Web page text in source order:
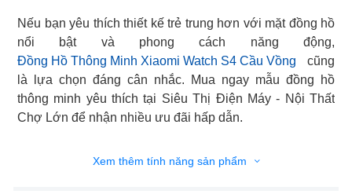
Nếu bạn yêu thích thiết kế trẻ trung hơn với mặt đồng hồ
Đồng Hồ Thông Minh Xiaomi Watch S4 Cầu Vồng cũng
là lựa chọn đáng cân nhắc. Mua ngay mẫu đồng hồ
thông minh yêu thích tại Siêu Thị Điện Máy - Nội Thất
Chợ Lớn để nhận nhiều ưu đãi hấp dẫn.
Xem thêm tính năng sản phẩm